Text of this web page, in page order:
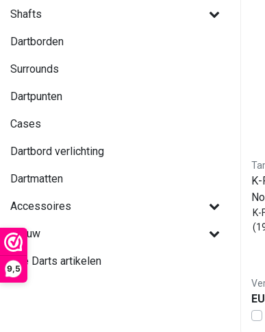
9,5
Shafts
Dartborden
Surrounds
Dartpunten
Cases
Dartbord verlichting
Dartmatten
Accessoires
Nieuw
Alle Darts artikelen